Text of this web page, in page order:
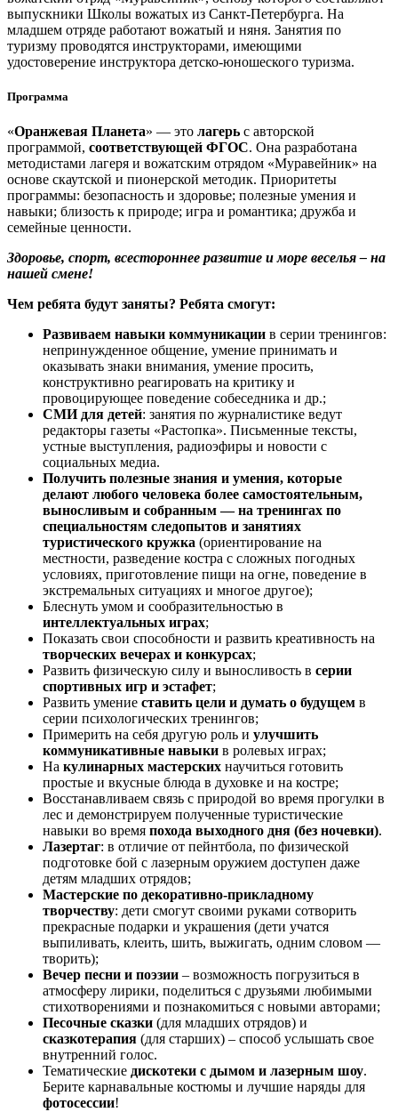
выпускники Школы вожатых из Санкт-Петербурга. На
младшем отряде работают вожатый и няня. Занятия по
туризму проводятся инструкторами, имеющими
удостоверение инструктора детско-юношеского туризма.
Программа
«Оранжевая Планета» — это лагерь с авторской
программой, соответствующей ФГОС. Она разработана
методистами лагеря и вожатским отрядом «Муравейник» на
основе скаутской и пионерской методик. Приоритеты
программы: безопасность и здоровье; полезные умения и
навыки; близость к природе; игра и романтика; дружба и
семейные ценности.
Здоровье, спорт, всестороннее развитие и море веселья – на
нашей смене!
Чем ребята будут заняты? Ребята смогут:
Развиваем навыки коммуникации в серии тренингов:
непринужденное общение, умение принимать и
оказывать знаки внимания, умение просить,
конструктивно реагировать на критику и
провоцирующее поведение собеседника и др.;
СМИ для детей: занятия по журналистике ведут
редакторы газеты «Растопка». Письменные тексты,
устные выступления, радиоэфиры и новости с
социальных медиа.
Получить полезные знания и умения, которые
делают любого человека более самостоятельным,
выносливым и собранным — на тренингах по
специальностям следопытов и занятиях
туристического кружка (ориентирование на
местности, разведение костра с сложных погодных
условиях, приготовление пищи на огне, поведение в
экстремальных ситуациях и многое другое);
Блеснуть умом и сообразительностью в
интеллектуальных играх;
Показать свои способности и развить креативность на
творческих вечерах и конкурсах;
Развить физическую силу и выносливость в серии
спортивных игр и эстафет;
Развить умение ставить цели и думать о будущем в
серии психологических тренингов;
Примерить на себя другую роль и улучшить
коммуникативные навыки в ролевых играх;
На кулинарных мастерских научиться готовить
простые и вкусные блюда в духовке и на костре;
Восстанавливаем связь с природой во время прогулки в
лес и демонстрируем полученные туристические
навыки во время похода выходного дня (без ночевки).
Лазертаг: в отличие от пейнтбола, по физической
подготовке бой с лазерным оружием доступен даже
детям младших отрядов;
Мастерские по декоративно-прикладному
творчеству: дети смогут своими руками сотворить
прекрасные подарки и украшения (дети учатся
выпиливать, клеить, шить, выжигать, одним словом —
творить);
Вечер песни и поэзии – возможность погрузиться в
атмосферу лирики, поделиться с друзьями любимыми
стихотворениями и познакомиться с новыми авторами;
Песочные сказки (для младших отрядов) и
сказкотерапия (для старших) – способ услышать свое
внутренний голос.
Тематические дискотеки с дымом и лазерным шоу.
Берите карнавальные костюмы и лучшие наряды для
фотосессии!